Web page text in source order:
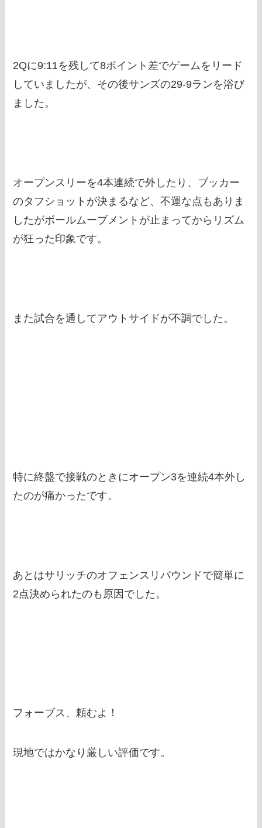
2Qに9:11を残して8ポイント差でゲームをリード
していましたが、その後サンズの29-9ランを浴び
ました。
オープンスリーを4本連続で外したり、ブッカー
のタフショットが決まるなど、不運な点もありま
したがボールムーブメントが止まってからリズム
が狂った印象です。
また試合を通してアウトサイドが不調でした。
特に終盤で接戦のときにオープン3を連続4本外し
たのが痛かったです。
あとはサリッチのオフェンスリバウンドで簡単に
2点決められたのも原因でした。
フォーブス、頼むよ！
現地ではかなり厳しい評価です。